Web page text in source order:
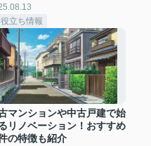
立ち情報
マンションや中古戸建で始
リノベーション！おすすめ
の特徴も紹介